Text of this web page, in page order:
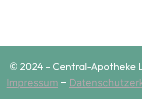
© 2024 – Central-Apotheke
Impressum –